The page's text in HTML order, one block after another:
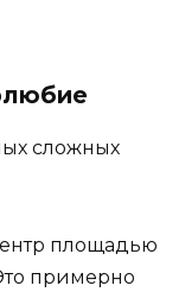
сложных
площадью
примерно